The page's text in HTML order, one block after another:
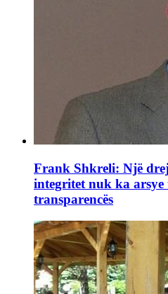
Frank Shkreli: Një
integritet nuk ka arsye
transparencës